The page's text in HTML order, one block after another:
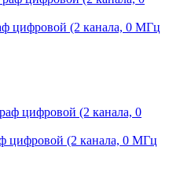
цифровой (2 канала, 0 МГц
цифровой (2 канала, 0 МГц